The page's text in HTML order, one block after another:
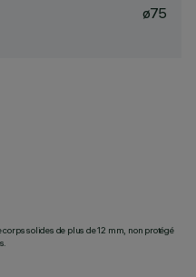
ø75
corps solides de plus de 12 mm, non protégé